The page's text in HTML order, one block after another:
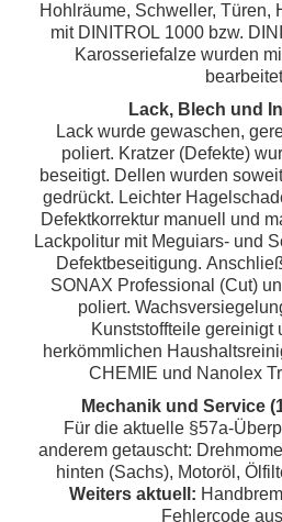
Hohlräume, Schweller,
mit DINITROL 1000 bzw.
Karosseriefalze wurden
Lack, Blech und
Lack wurde gewaschen,
poliert. Kratzer (Defekte)
beseitigt. Dellen wurden
gedrückt. Leichter
Defektkorrektur manuell und
Lackpolitur mit Meguiars- und
Defektbeseitigung.
SONAX Professional (Cut)
poliert.
Kunststoffteile gereinigt
herkömmlichen
CHEMIE und Nanolex
Mechanik und Service
Für die aktuelle §57a-
anderem getauscht:
hinten (Sachs), Motoröl,
Weiters aktuell:
Fehlercode